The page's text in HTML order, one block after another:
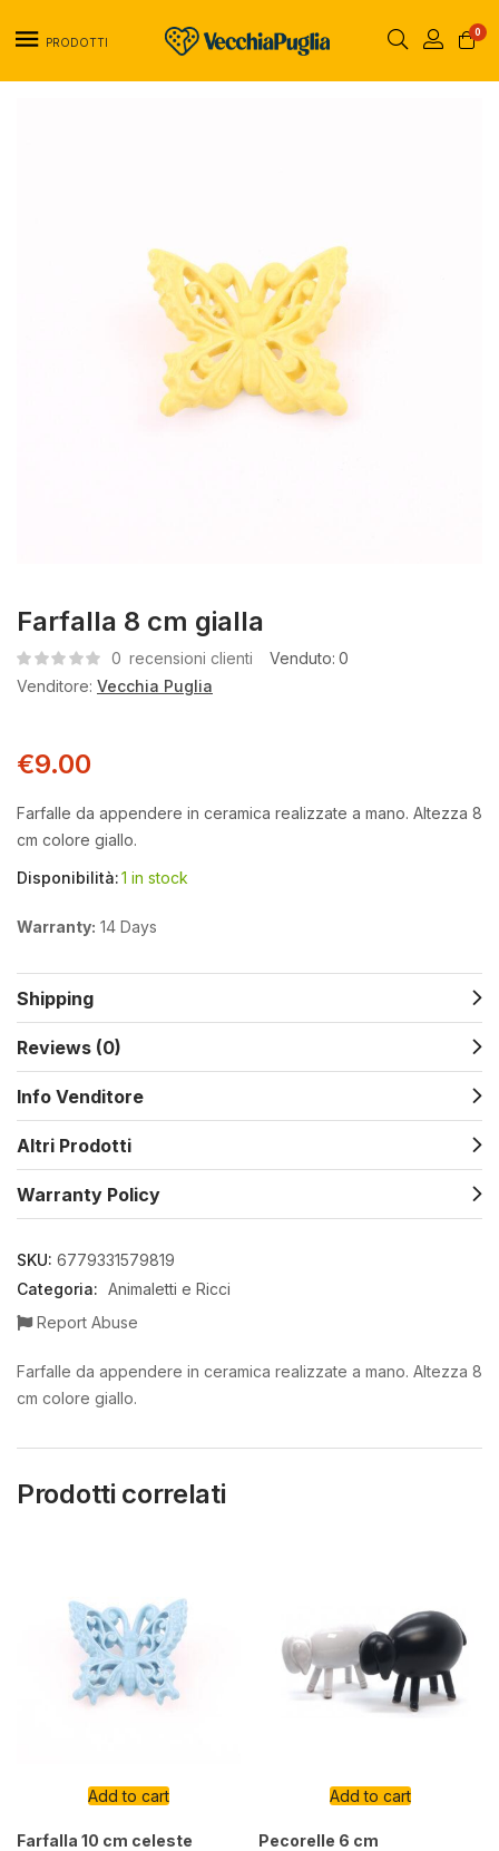
PRODOTTI
0
Farfalla 8 cm gialla
0 recensioni clienti Venduto: 0
Venditore: Vecchia Puglia
€9.00
Farfalle da appendere in ceramica realizzate a mano. Altezza 8
cm colore giallo.
Disponibilità:1 in stock
Warranty: 14 Days
Shipping
Reviews (0)
Info Venditore
Altri Prodotti
Warranty Policy
SKU: 6779331579819
Categoria: Animaletti e Ricci
Report Abuse
Farfalle da appendere in ceramica realizzate a mano. Altezza 8
cm colore giallo.
Prodotti correlati
Add to cart
Farfalla 10 cm celeste
Add to cart
Pecorelle 6 cm